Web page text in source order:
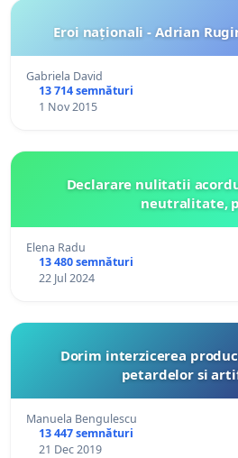
Eroi naționali - Adrian
Gabriela David
13 714 semnături
1 Nov 2015
Declarare nulitatii
neutralitate,
Elena Radu
13 480 semnături
22 Jul 2024
Dorim interzicerea
petardelor si
Manuela Bengulescu
13 447 semnături
21 Dec 2019